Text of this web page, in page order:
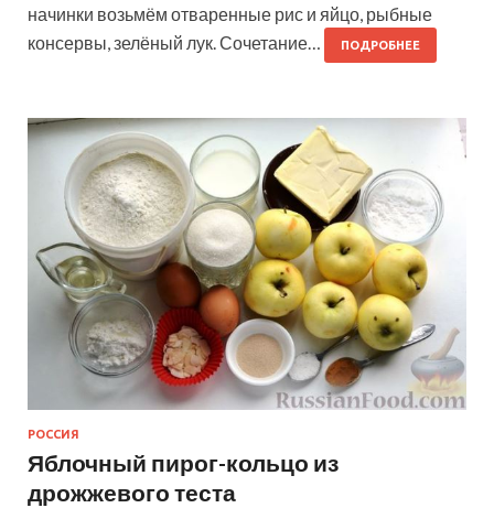
начинки возьмём отваренные рис и яйцо, рыбные
консервы, зелёный лук. Сочетание…
ПОДРОБНЕЕ
РОССИЯ
Яблочный пирог-кольцо из
дрожжевого теста